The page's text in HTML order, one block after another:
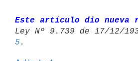
Este artículo dio nueva
Ley Nº 9.739 de 17/12/
5